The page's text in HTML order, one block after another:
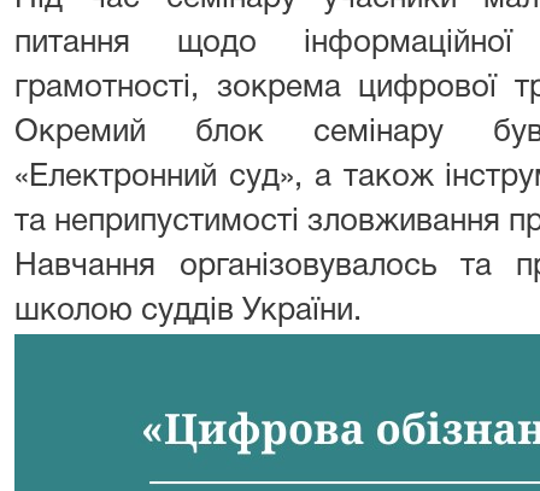
питання щодо
грамотності, зокрема цифрової
Окремий блок семінару
«Електронний суд», а також
та неприпустимості зловживання
Навчання організовувалось та
школою суддів України.